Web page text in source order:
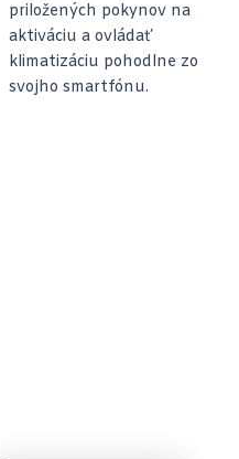
priložených pokynov na
aktiváciu a ovládať
klimatizáciu pohodlne zo
svojho smartfónu.